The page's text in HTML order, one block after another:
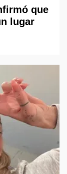
que
lugar